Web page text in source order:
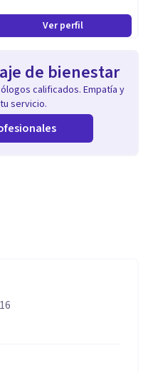
INFANTIL
Ver perfil
de bienestar
calificados. Empatía y
servicio.